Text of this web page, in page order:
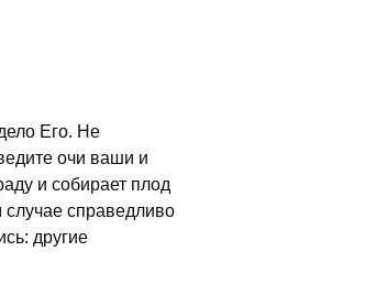
Его. Не
очи ваши и
и собирает плод
случае справедливо
другие